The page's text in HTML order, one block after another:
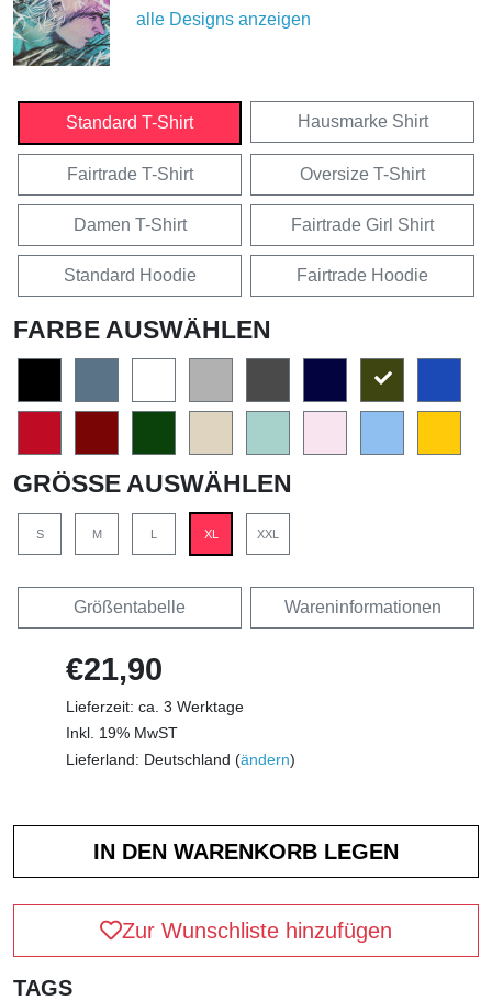
alle Designs anzeigen
Standard T-Shirt Hausmarke Shirt
Fairtrade T-Shirt Oversize T-Shirt
Damen T-Shirt Fairtrade Girl Shirt
Standard Hoodie Fairtrade Hoodie
FARBE AUSWÄHLEN
GRÖSSE AUSWÄHLEN
S M L XL XXL
Größentabelle Wareninformationen
€21,90
Lieferzeit: ca. 3 Werktage
Inkl. 19% MwST
Lieferland: Deutschland (ändern)
Zur Wunschliste hinzufügen
TAGS